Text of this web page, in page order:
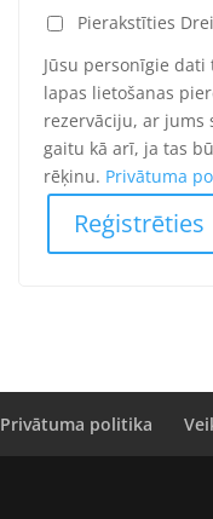
Pierakstīties
Jūsu personīgie
lapas lietošanas
rezervāciju, ar jums
gaitu kā arī, ja tas
rēķinu. Privātuma
Reģistrēties
Privātuma politika